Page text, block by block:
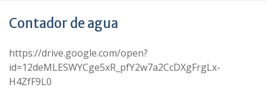
Contador de agua
https://drive.google.com/open?
id=12deMLESWYCge5xR_pfY2w7a2CcDXgFrgLx-
H4ZfF9L0